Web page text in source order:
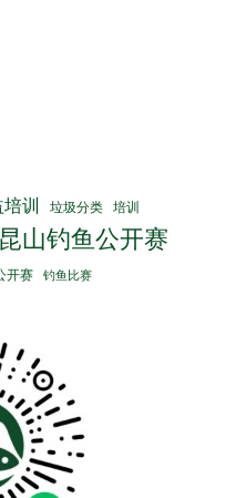
训 垃圾分类 培训
昆山钓鱼公开赛
开赛 钓鱼比赛